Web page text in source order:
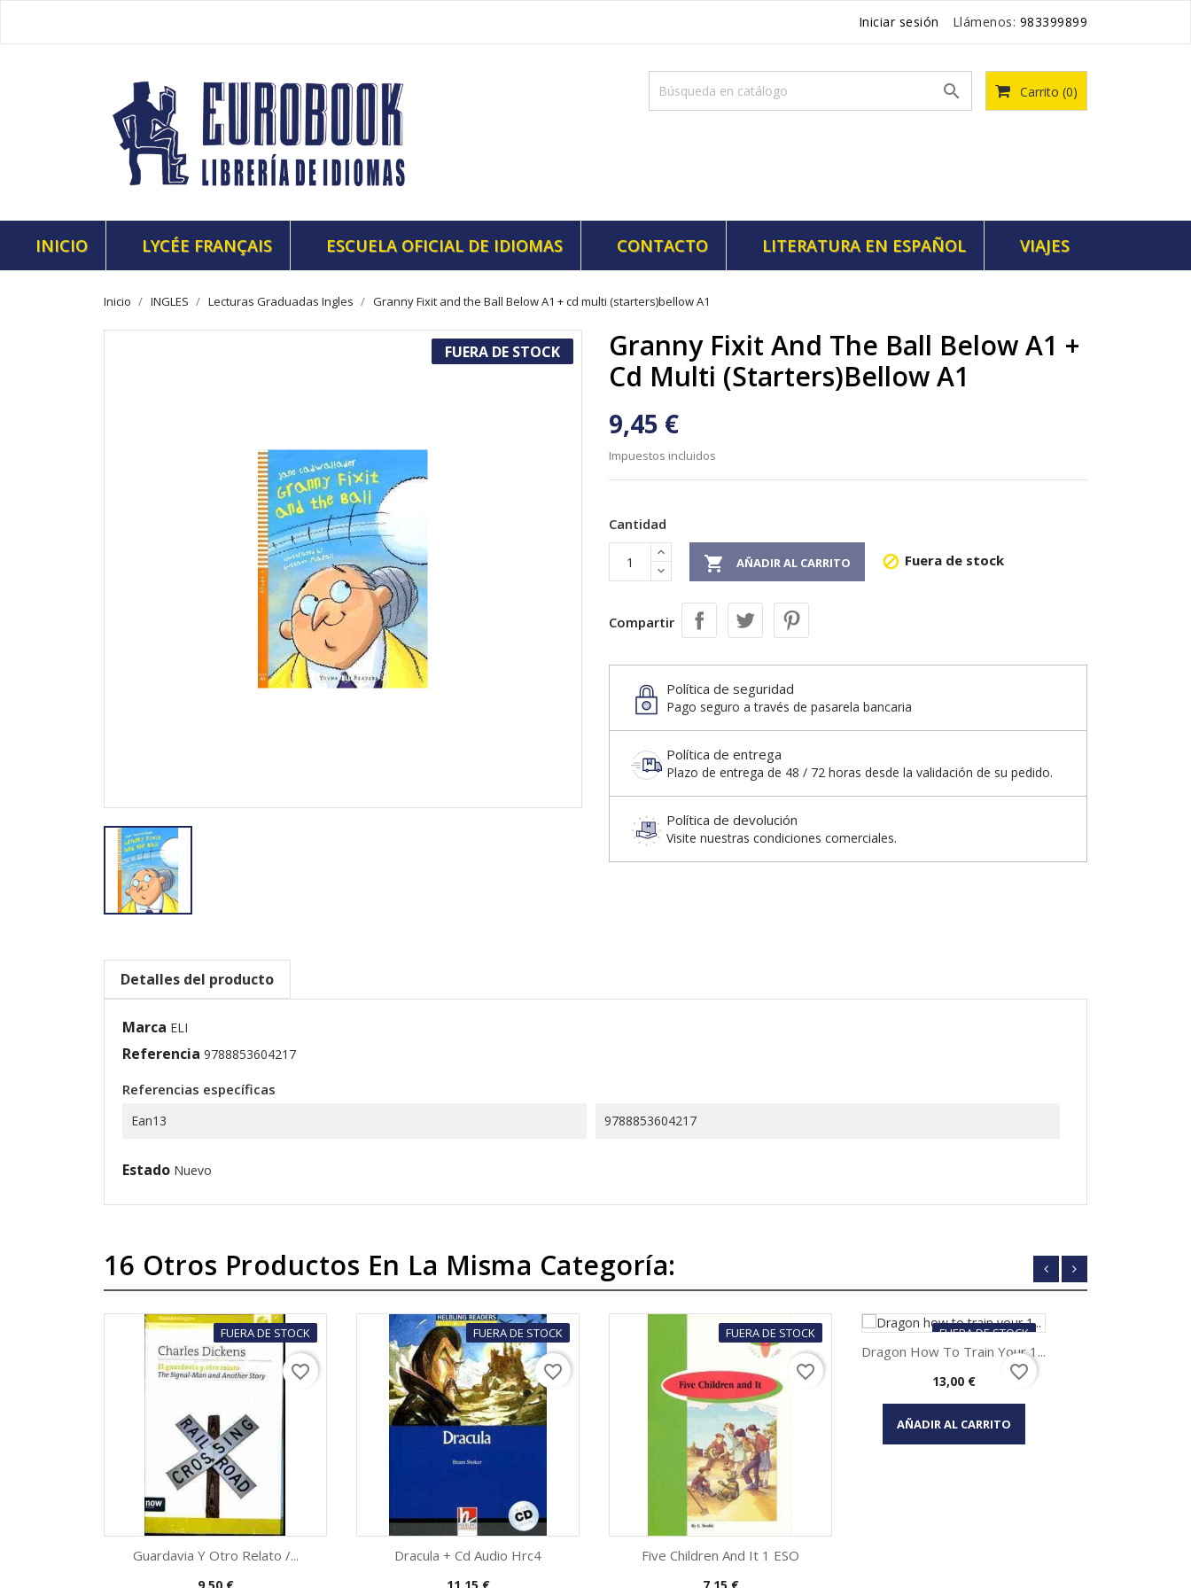
Iniciar sesión Llámenos: 983399899
Carrito (0)

INICIO LYCÉE FRANÇAIS ESCUELA OFICIAL DE IDIOMAS CONTACTO LITERATURA EN ESPAÑOL VIAJES
Inicio INGLES Lecturas Graduadas Ingles Granny Fixit and the Ball Below A1 + cd multi (starters)bellow A1
FUERA DE STOCK
Granny Fixit And The Ball Below A1 +
Cd Multi (starters)bellow A1
9,45 €
Impuestos incluidos
Cantidad
 AÑADIR AL CARRITO  Fuera de stock
Compartir
Política de seguridad
Pago seguro a través de pasarela bancaria
Política de entrega
Plazo de entrega de 48 / 72 horas desde la validación de su pedido.
Política de devolución
Visite nuestras condiciones comerciales.
Detalles del producto
Marca ELI
Referencia 9788853604217
Referencias específicas
Ean13 9788853604217
Estado Nuevo
16 Otros Productos En La Misma Categoría:
FUERA DE STOCK
Guardavia Y Otro Relato /...
Precio
favorite_border
FUERA DE STOCK
Dracula + Cd Audio Hrc4
Precio
favorite_border
FUERA DE STOCK
Five Children And It 1 ESO
Precio
favorite_border
FUERA DE STOCK
Vista rápida
Dragon How To Train Your 1...
Precio
13,00 €
AÑADIR AL CARRITO
favorite_border